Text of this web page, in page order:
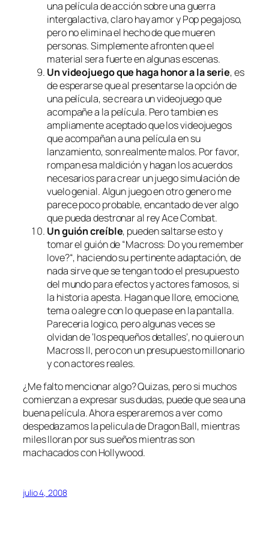
una película de acción sobre una guerra
intergalactiva, claro hay amor y Pop pegajoso,
pero no elimina el hecho de que mueren
personas. Simplemente afronten que el
material sera fuerte en algunas escenas.
Un videojuego que haga honor a la serie, es
de esperarse que al presentarse la opción de
una película, se creara un videojuego que
acompañe a la película. Pero tambien es
ampliamente aceptado que los videojuegos
que acompañan a una película en su
lanzamiento, son realmente malos. Por favor,
rompan esa maldición y hagan los acuerdos
necesarios para crear un juego simulación de
vuelo genial. Algun juego en otro genero me
parece poco probable, encantado de ver algo
que pueda destronar al rey Ace Combat.
Un guión creíble, pueden saltarse esto y
tomar el guión de “Macross: Do you remember
love?“, haciendo su pertinente adaptación, de
nada sirve que se tengan todo el presupuesto
del mundo para efectos y actores famosos, si
la historia apesta. Hagan que llore, emocione,
tema o alegre con lo que pase en la pantalla.
Pareceria logico, pero algunas veces se
olvidan de ‘los pequeños detalles‘, no quiero un
Macross II, pero con un presupuesto millonario
y con actores reales.
¿Me falto mencionar algo? Quizas, pero si muchos
comienzan a expresar sus dudas, puede que sea una
buena película. Ahora esperaremos a ver como
despedazamos la pelicula de Dragon Ball, mientras
miles lloran por sus sueños mientras son
machacados con Hollywood.
julio 4, 2008